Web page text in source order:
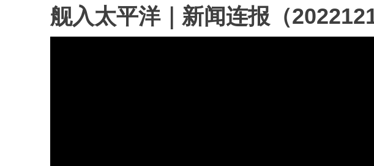
舰入太平洋｜新闻连报（